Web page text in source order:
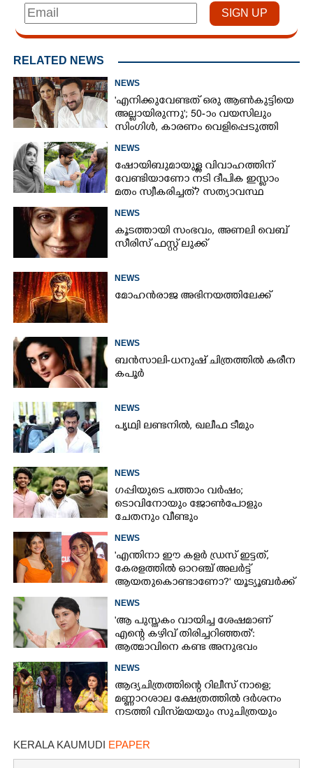
RELATED NEWS
NEWS
'എനിക്കുവേണ്ടത് ഒരു ആൺകുട്ടിയെ
അല്ലായിരുന്നു'; 50-ാം വയസിലും
സിംഗിൾ, കാരണം വെളിപ്പെടുത്തി
NEWS
ഷോയിബുമായുള്ള വിവാഹത്തിന്
വേണ്ടിയാണോ നടി ദീപിക ഇസ്ലാം
മതം സ്വീകരിച്ചത്? സത്യാവസ്ഥ
NEWS
കൂടത്തായി സംഭവം, അണലി വെബ്
സീരിസ് ഫസ്റ്റ് ലുക്ക്
NEWS
മോഹൻരാജ അഭിനയത്തിലേക്ക്
NEWS
ബൻസാലി-ധനുഷ് ചിത്രത്തിൽ കരീന
കപൂർ
NEWS
പൃഥ്വി ലണ്ടനിൽ, ഖലീഫ ടീമും
NEWS
ഗപ്പിയുടെ പത്താം വർഷം;​
ടൊവിനോയും ജോൺപോളും
ചേതനും വീണ്ടും
NEWS
'എന്തിനാ ഈ കളർ ഡ്രസ് ഇട്ടത്,
കേരളത്തിൽ ഓറഞ്ച് അല‌ർട്ട്
ആയതുകൊണ്ടാണോ?' യൂട്യൂബർക്ക്
NEWS
'ആ പുസ്തകം വായിച്ച ശേഷമാണ്
എന്റെ കഴിവ് തിരിച്ചറിഞ്ഞത്':
ആത്മാവിനെ കണ്ട അനുഭവം
NEWS
ആദ്യചിത്രത്തിന്റെ റിലീസ് നാളെ;
മണ്ണാറശാല ക്ഷേത്രത്തിൽ ദർശനം
നടത്തി വിസ്‌മയയും സുചിത്രയും
KERALA KAUMUDI EPAPER